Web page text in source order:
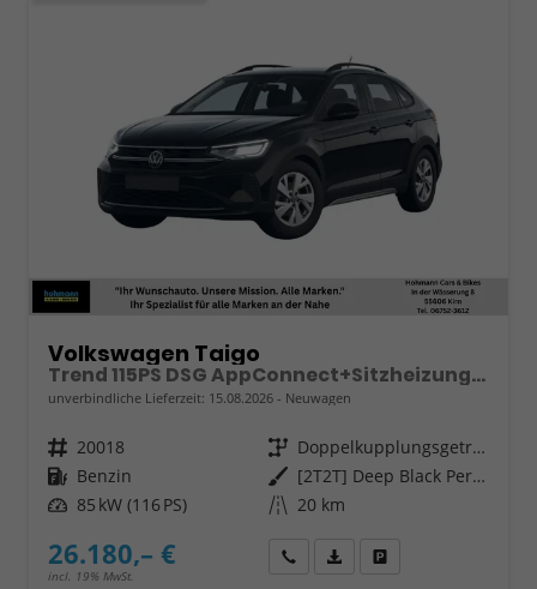
Volkswagen Taigo
Trend 115PS DSG AppConnect+Sitzheizung+PDC+Alu16+LED+DAB+FrontAssist
unverbindliche Lieferzeit: 15.08.2026 Neuwagen
Fahrzeugnr. 20018 Getriebe
Doppelkupplungsgetriebe (DSG)
Kraftstoff Benzin Außenfarbe
[2T2T] Deep Black Perleffekt
Leistung 85 kW (116 PS) Kilometerstand 20 km
26.180,– €
incl. 19% MwSt.
Wir rufen Sie anFahrzeugexposé (PDF)